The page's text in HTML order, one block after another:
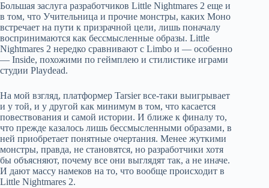
Большая заслуга разработчиков Little Nightmares 2 еще и
в том, что Учительница и прочие монстры, каких Моно
встречает на пути к призрачной цели, лишь поначалу
воспринимаются как бессмысленные образы. Little
Nightmares 2 нередко сравнивают с Limbo и — особенно
— Inside, похожими по геймплею и стилистике играми
студии Playdead.
На мой взгляд, платформер Tarsier все-таки выигрывает
и у той, и у другой как минимум в том, что касается
повествования и самой истории. И ближе к финалу то,
что прежде казалось лишь бессмысленными образами, в
ней приобретает понятные очертания. Менее жуткими
монстры, правда, не становятся, но разработчики хотя
бы объясняют, почему все они выглядят так, а не иначе.
И дают массу намеков на то, что вообще происходит в
Little Nightmares 2.